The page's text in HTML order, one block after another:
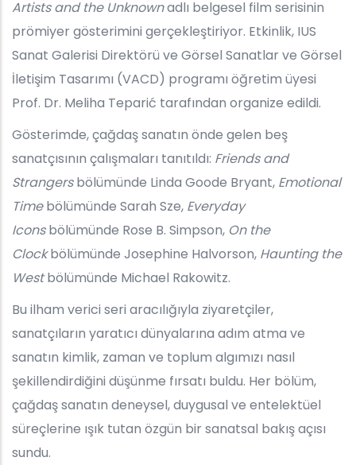
Artists and the Unknownadlı belgesel film serisinin
prömiyer gösterimini gerçekleştiriyor. Etkinlik, IUS
Sanat Galerisi Direktörü ve Görsel Sanatlar ve Görsel
İletişim Tasarımı (VACD) programı öğretim üyesi
Prof. Dr. Meliha Teparić tarafından organize edildi.
Gösterimde, çağdaş sanatın önde gelen beş
sanatçısının çalışmaları tanıtıldı: Friends and
Strangersbölümünde Linda Goode Bryant, Emotional
Timebölümünde Sarah Sze, Everyday
Iconsbölümünde Rose B. Simpson, On the
Clockbölümünde Josephine Halvorson, Haunting the
Westbölümünde Michael Rakowitz.
Bu ilham verici seri aracılığıyla ziyaretçiler,
sanatçıların yaratıcı dünyalarına adım atma ve
sanatın kimlik, zaman ve toplum algımızı nasıl
şekillendirdiğini düşünme fırsatı buldu. Her bölüm,
çağdaş sanatın deneysel, duygusal ve entelektüel
süreçlerine ışık tutan özgün bir sanatsal bakış açısı
sundu.